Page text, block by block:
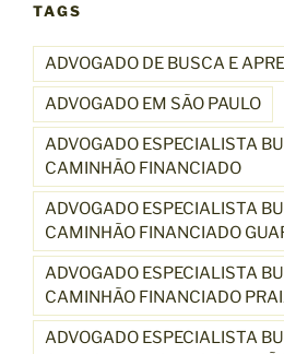
TAGS
ADVOGADO DE BUSCA E
ADVOGADO EM SÃO PAULO
ADVOGADO ESPECIALISTA
CAMINHÃO FINANCIADO
ADVOGADO ESPECIALISTA
CAMINHÃO FINANCIADO
ADVOGADO ESPECIALISTA
CAMINHÃO FINANCIADO
ADVOGADO ESPECIALISTA